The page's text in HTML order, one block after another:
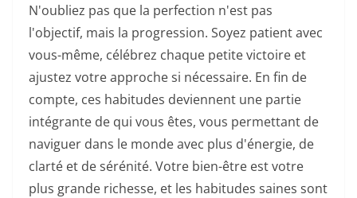
N'oubliez pas que la perfection n'est pas
l'objectif, mais la progression. Soyez patient avec
vous-même, célébrez chaque petite victoire et
ajustez votre approche si nécessaire. En fin de
compte, ces habitudes deviennent une partie
intégrante de qui vous êtes, vous permettant de
naviguer dans le monde avec plus d'énergie, de
clarté et de sérénité. Votre bien-être est votre
plus grande richesse, et les habitudes saines sont